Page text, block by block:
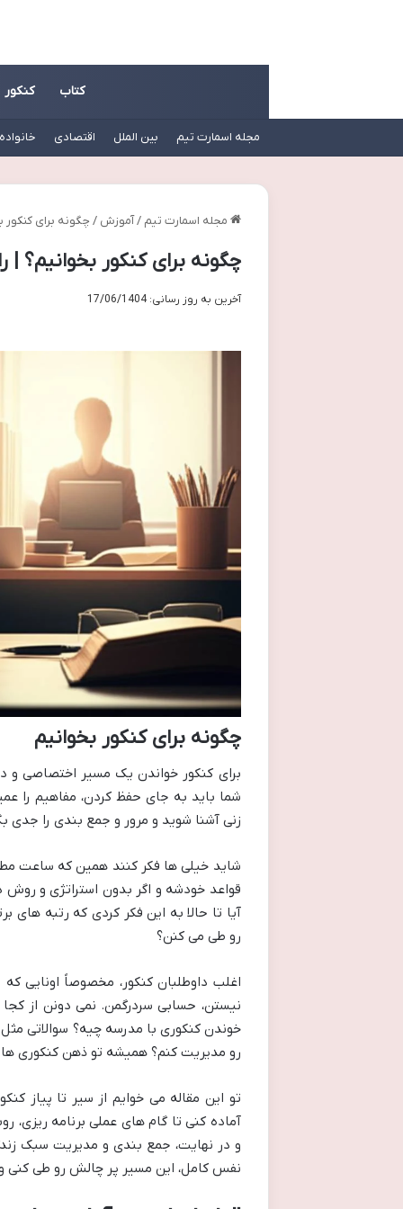
کتاب کنکور
مجله اسمارت تیم بین الملل اقتصادی
مجله اسمارت تیم / آموزش / چگونه برای کنکور
چگونه برای کنکور بخوانیم؟
آخرین به روز رسانی: 17/06/1404
چگونه برای کنکور بخوانیم
برای کنکور خواندن یک مسیر اختصاصی و
شما باید به جای حفظ کردن، مفاهیم را
زنی آشنا شوید و مرور و جمع بندی را جدی
شاید خیلی ها فکر کنند همین که ساعت
قواعد خودشه و اگر بدون استراتژی و
آیا تا حالا به این فکر کردی که رتبه
رو طی می کنن؟
اغلب داوطلبان کنکور، مخصوصاً اونایی
نیستن، حسابی سردرگمن. نمی دونن از
خوندن کنکوری با مدرسه چیه؟ سوالاتی
رو مدیریت کنم؟ همیشه تو ذهن کنکوری
تو این مقاله می خوایم از سیر تا پیاز
آماده کنی تا گام های عملی برنامه
و در نهایت، جمع بندی و مدیریت سبک
نفس کامل، این مسیر پر چالش رو طی